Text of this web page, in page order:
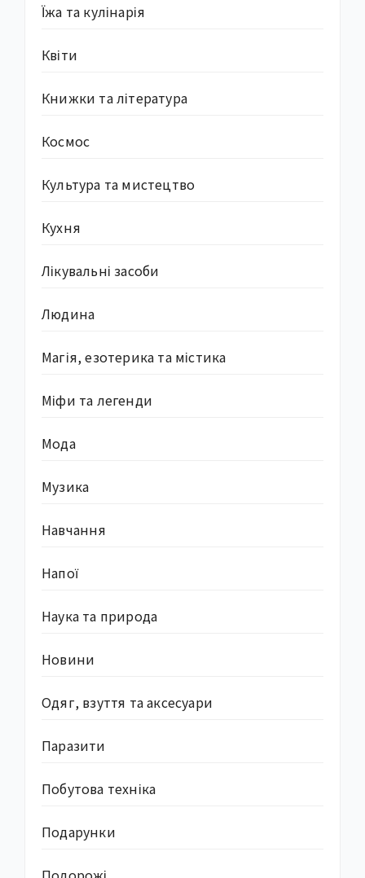
Їжа та кулінарія
Квіти
Книжки та література
Космос
Культура та мистецтво
Кухня
Лікувальні засоби
Людина
Магія, езотерика та містика
Міфи та легенди
Мода
Музика
Навчання
Напої
Наука та природа
Новини
Одяг, взуття та аксесуари
Паразити
Побутова техніка
Подарунки